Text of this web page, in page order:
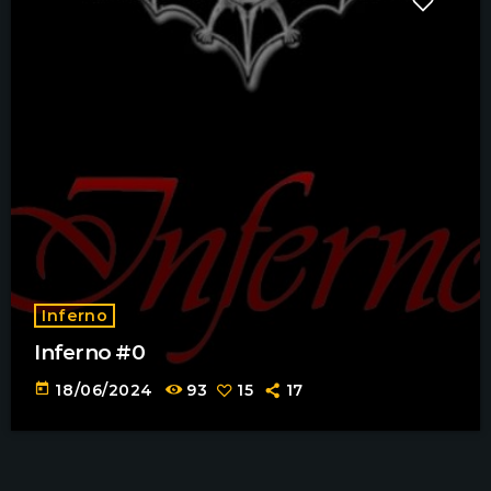
Inferno
Inferno #0
today 18/06/2024 93 15 17